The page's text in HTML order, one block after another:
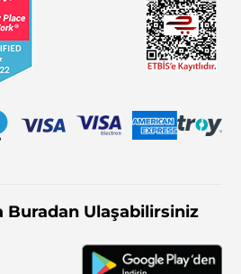
Buradan Ulaşabilirsiniz